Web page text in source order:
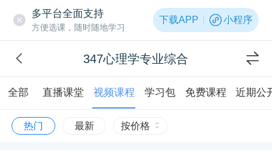
多平台全面支持
方便选课，随时随地学习
下载APP 小程序
347心理学专业综合
全部 直播课堂 视频课程 学习包 免费课程 近期公
热门 最新 按价格